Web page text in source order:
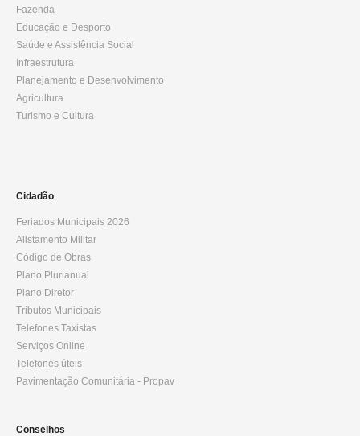
Fazenda
Educação e Desporto
Saúde e Assistência Social
Infraestrutura
Planejamento e Desenvolvimento
Agricultura
Turismo e Cultura
Cidadão
Feriados Municipais 2026
Alistamento Militar
Código de Obras
Plano Plurianual
Plano Diretor
Tributos Municipais
Telefones Taxistas
Serviços Online
Telefones úteis
Pavimentação Comunitária - Propav
Conselhos